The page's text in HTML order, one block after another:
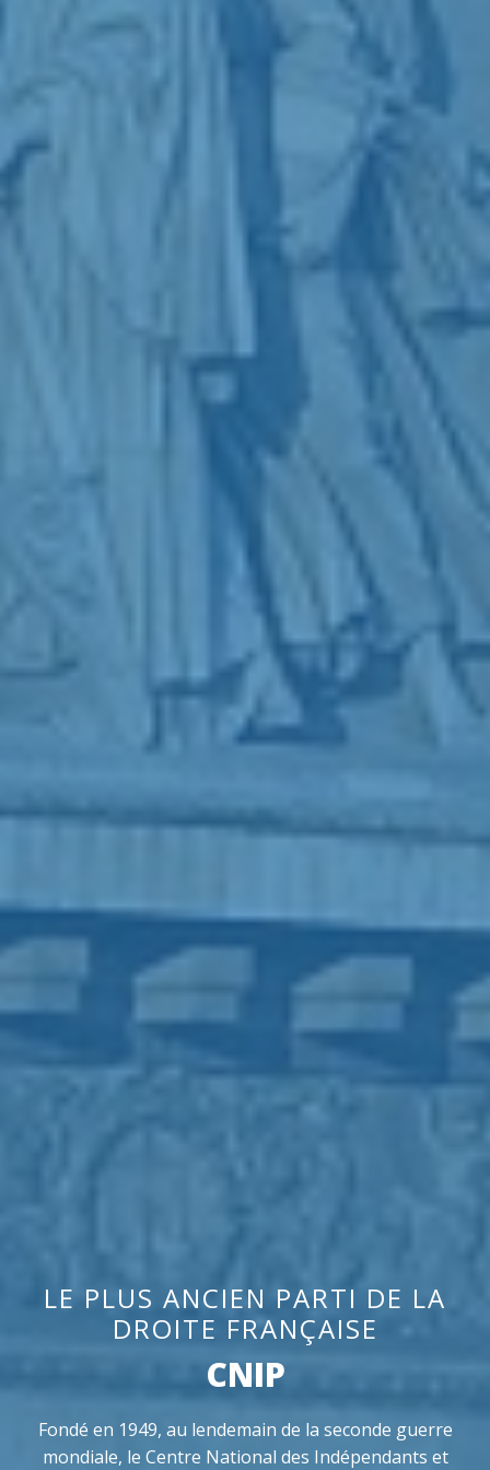
LE PLUS ANCIEN PARTI DE LA
DROITE FRANÇAISE
CNIP
Fondé en 1949, au lendemain de la seconde guerre
mondiale, le Centre National des Indépendants et